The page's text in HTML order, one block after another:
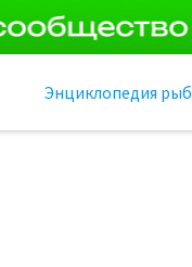
Энциклопедия рыб